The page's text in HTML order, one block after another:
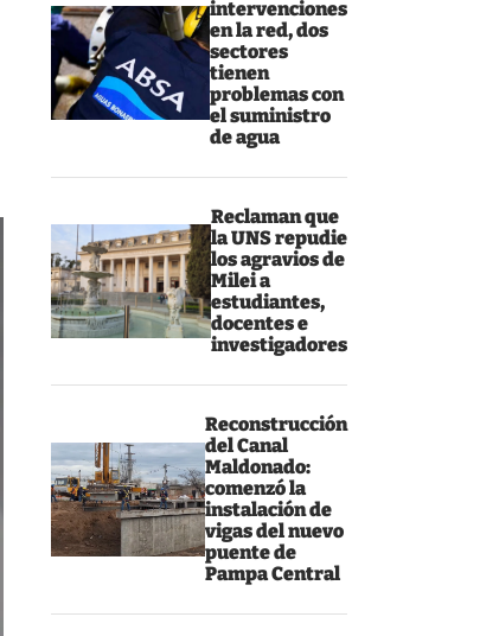
intervenciones
en la red, dos
sectores
tienen
problemas con
el suministro
de agua
Reclaman que
la UNS repudie
los agravios de
Milei a
estudiantes,
docentes e
investigadores
Reconstrucción
del Canal
Maldonado:
comenzó la
instalación de
vigas del nuevo
puente de
Pampa Central